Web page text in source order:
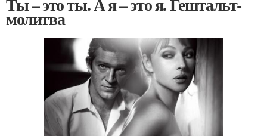
молитва